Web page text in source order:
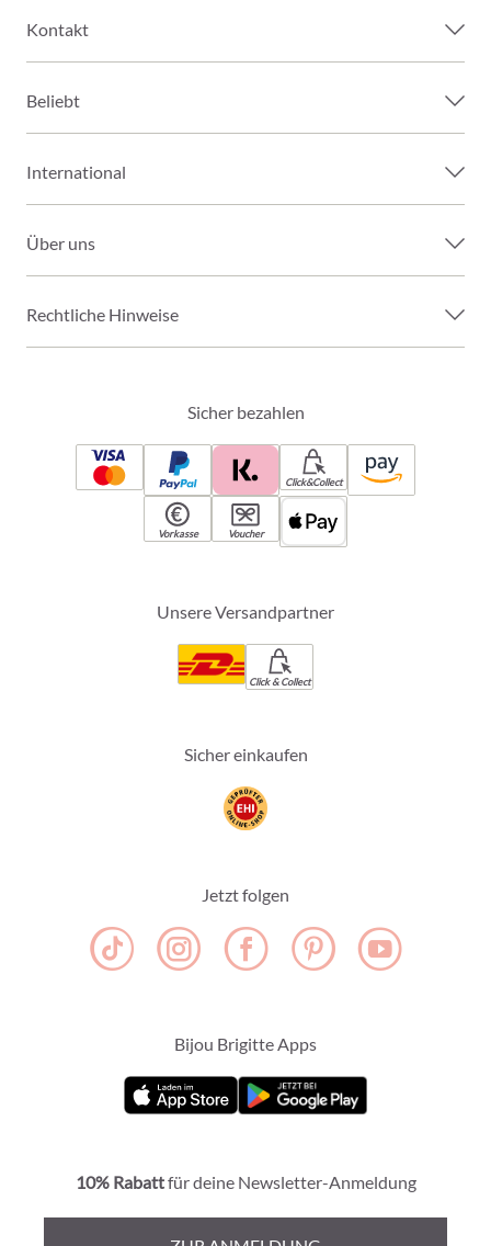
Kontakt
Beliebt
International
Über uns
Rechtliche Hinweise
Sicher bezahlen
Click&Collect
Vorkasse Voucher
Unsere Versandpartner
Click & Collect
Sicher einkaufen
Jetzt folgen
Bijou Brigitte Apps
10% Rabattfür deine Newsletter-Anmeldung